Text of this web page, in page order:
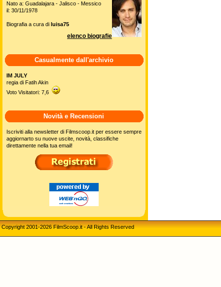
Nato a: Guadalajara - Jalisco - Messico
il: 30/11/1978
Biografia a cura di luisa75
elenco biografie
Casualmente dall'archivio
IM JULY
regia di Fatih Akin
Voto Visitatori: 7,6
Novità e Recensioni
Iscriviti alla newsletter di Filmscoop.it per essere sempre
aggiornarto su nuove uscite, novità, classifiche
direttamente nella tua email!
Copyright 2001-2026 FilmScoop.it - All Rights Reserved